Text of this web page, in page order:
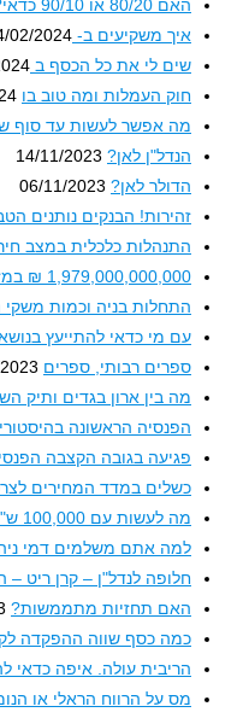
האם 80/20 או 90/10 כדאי?
איך משקיעים ב- S&P14/02/2024
שים לי את כל הכסף ב S&P 50001/2024
חוק העמלות ומה טוב בו 2024
מה אפשר לעשות עד סוף שנת 2023
הנדל"ן לאן? 14/11/2023
הדולר לאן? 06/11/2023
זהירות! הבנקים נותנים הטבות
התנהלות כלכלית במצב חירום –
1,979,000,000,000 ₪ במזומן ופקדונות
התחלות בניה וכמות משקי הבית
עם מי כדאי להתייעץ בנושאים
ספרים רבותי, ספרים 06/2023
מה בין ארון בגדים ותיק השקעות
הפנסיה הראשונה בהיסטוריה
פגיעה בגובה הקצבה
כשלים במדד המחירים לצרכן
מה לעשות עם 100,000 ש"ח?
למה אתם משלמים דמי ניהול?
חלופה לנדל"ן – קרן ריט –
האם תחזיות מתממשות? 2023
כמה כסף שווה ההפקדה לקרן
הריבית עולה. איפה כדאי
מס על הרווח הראלי או הנומינלי